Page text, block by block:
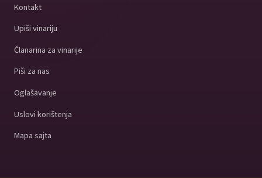
Kontakt
Upiši vinariju
Članarina za vinarije
Piši za nas
Oglašavanje
Uslovi korištenja
Mapa sajta